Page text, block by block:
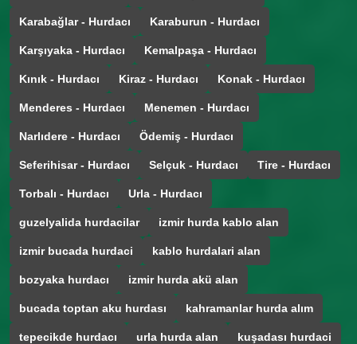
Karabağlar - Hurdacı Karaburun - Hurdacı
Karşıyaka - Hurdacı Kemalpaşa - Hurdacı
Kınık - Hurdacı Kiraz - Hurdacı Konak - Hurdacı
Menderes - Hurdacı Menemen - Hurdacı
Narlıdere - Hurdacı Ödemiş - Hurdacı
Seferihisar - Hurdacı Selçuk - Hurdacı Tire - Hurdacı
Torbalı - Hurdacı Urla - Hurdacı
guzelyalida hurdacilar izmir hurda kablo alan
izmir bucada hurdaci kablo hurdalari alan
bozyaka hurdacı izmir hurda akü alan
bucada toptan aku hurdası kahramanlar hurda alım
tepecikde hurdacı urla hurda alan kuşadası hurdaci